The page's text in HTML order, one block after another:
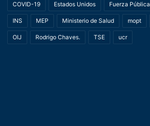
COVID-19 Estados Unidos Fuerza Pública
INS MEP Ministerio de Salud mopt
OIJ Rodrigo Chaves. TSE ucr